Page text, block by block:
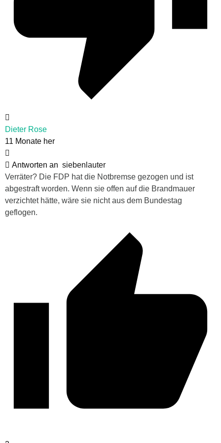
Dieter Rose
11 Monate her
Antworten an siebenlauter
Verräter? Die FDP hat die Notbremse gezogen und ist
abgestraft worden. Wenn sie offen auf die Brandmauer
verzichtet hätte, wäre sie nicht aus dem Bundestag
geflogen.